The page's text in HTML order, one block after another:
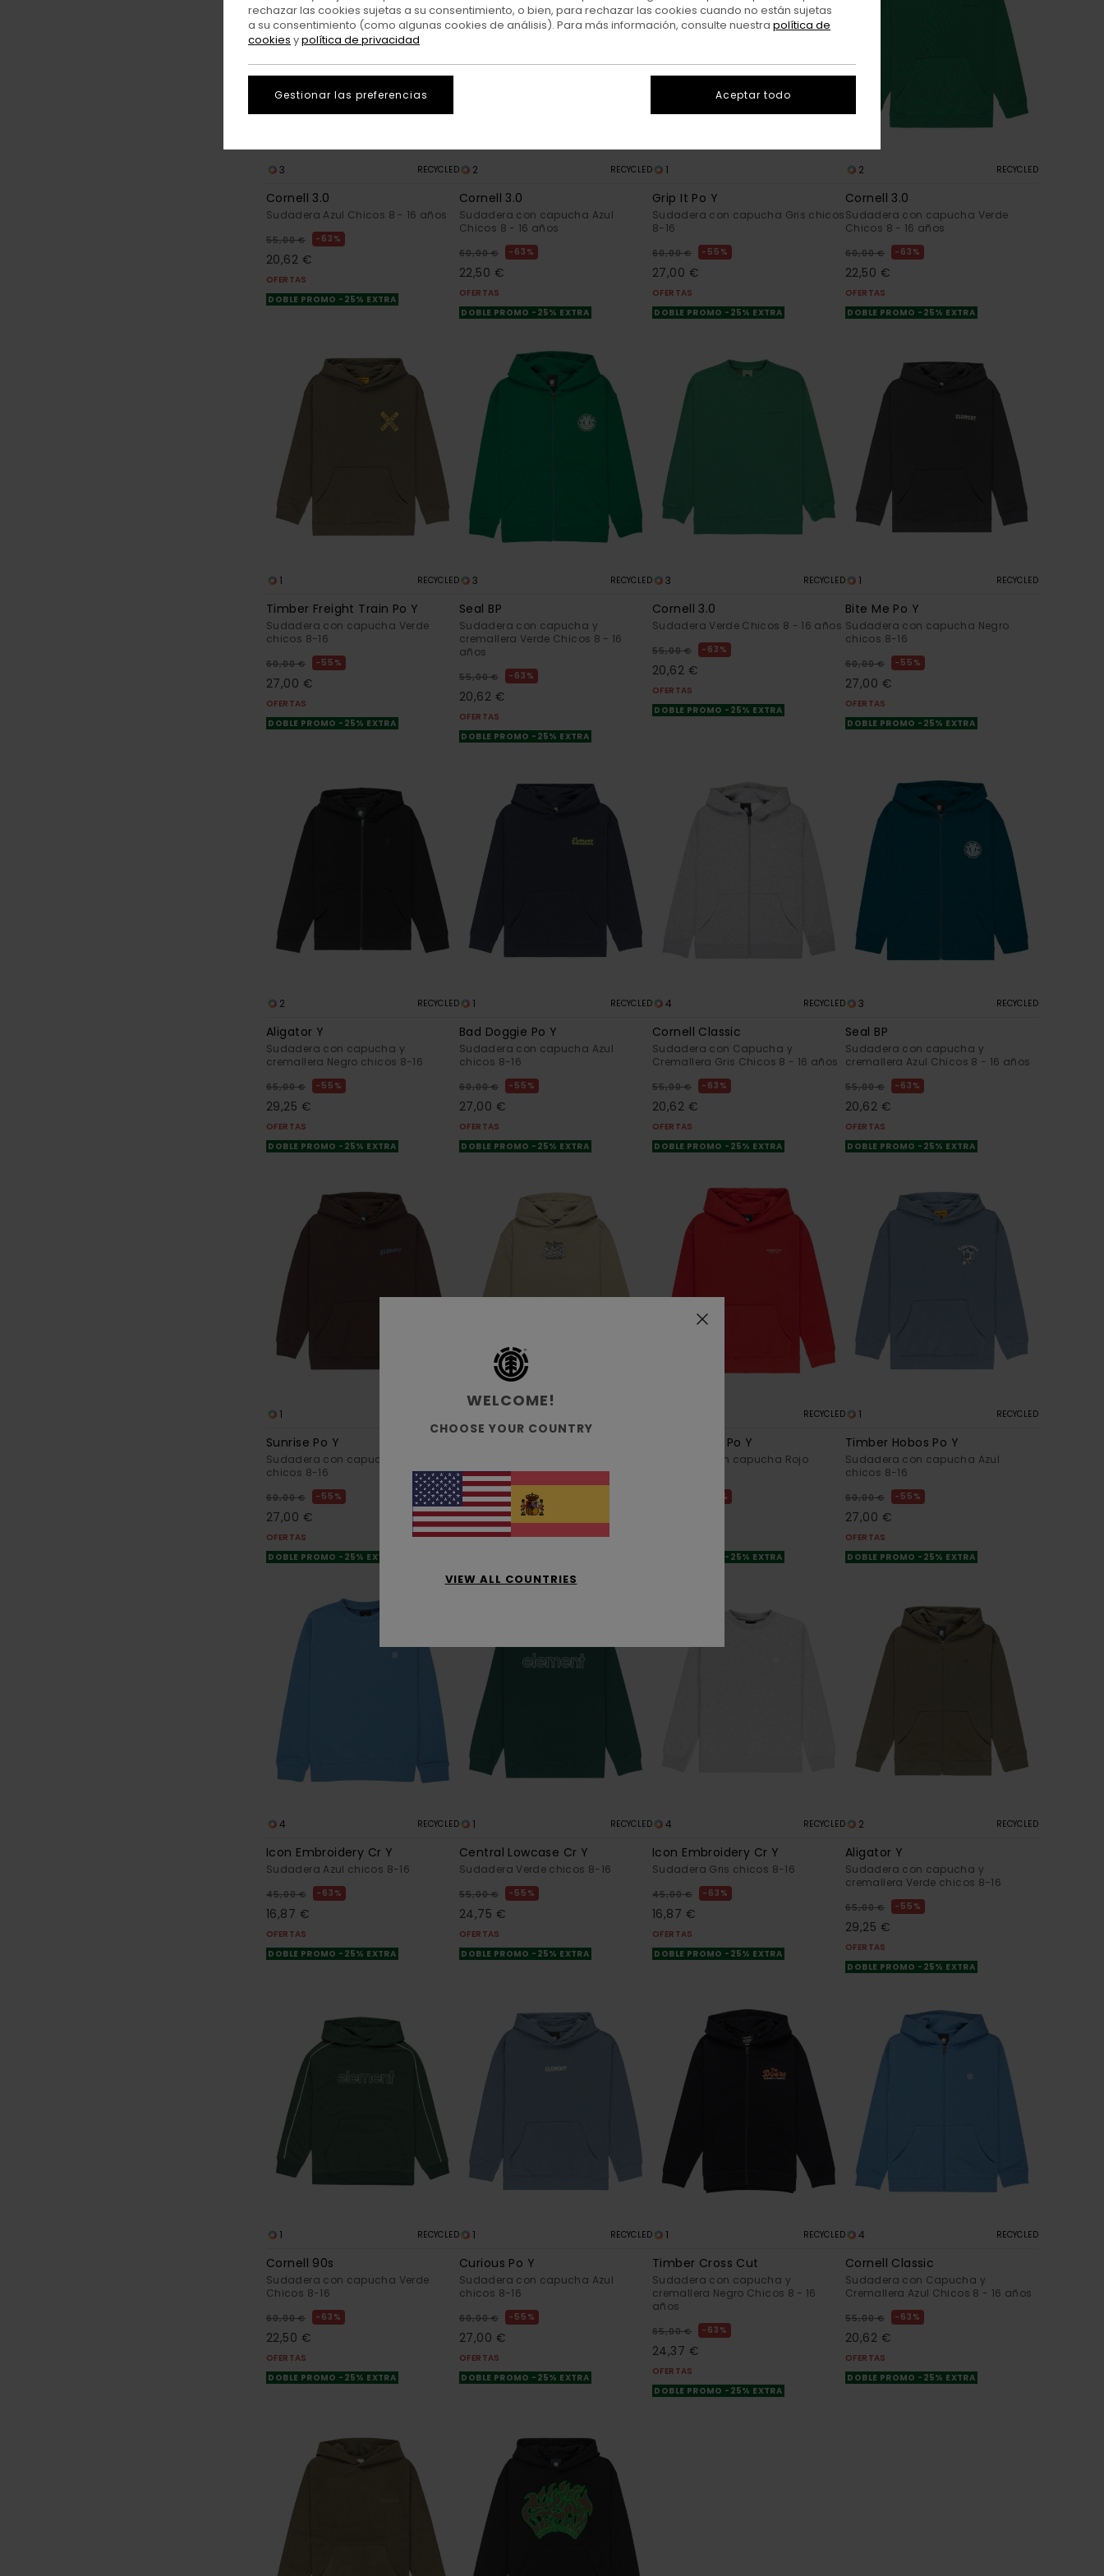
3 RECYCLED
Cornell 3.0
Sudadera Azul Chicos 8 - 16 años
55,00 € 63%
20,62 €
OFERTAS
DOBLE PROMO -25% EXTRA
2 RECYCLED
Cornell 3.0
Sudadera con capucha Azul
Chicos 8 - 16 años
60,00 € 63%
22,50 €
OFERTAS
DOBLE PROMO -25% EXTRA
1
Grip It Po Y
Sudadera con capucha Gris chicos
8-16
60,00 € 55%
27,00 €
OFERTAS
DOBLE PROMO -25% EXTRA
2 RECYCLED
Cornell 3.0
Sudadera con capucha Verde
Chicos 8 - 16 años
60,00 € 63%
22,50 €
OFERTAS
DOBLE PROMO -25% EXTRA
1 RECYCLED
Timber Freight Train Po Y
Sudadera con capucha Verde
chicos 8-16
60,00 € 55%
27,00 €
OFERTAS
DOBLE PROMO -25% EXTRA
3 RECYCLED
Seal BP
Sudadera con capucha y
cremallera Verde Chicos 8 - 16
años
55,00 € 63%
20,62 €
OFERTAS
DOBLE PROMO -25% EXTRA
3 RECYCLED
Cornell 3.0
Sudadera Verde Chicos 8 - 16 años
55,00 € 63%
20,62 €
OFERTAS
DOBLE PROMO -25% EXTRA
1 RECYCLED
Bite Me Po Y
Sudadera con capucha Negro
chicos 8-16
60,00 € 55%
27,00 €
OFERTAS
DOBLE PROMO -25% EXTRA
2 RECYCLED
Aligator Y
Sudadera con capucha y
cremallera Negro chicos 8-16
65,00 € 55%
29,25 €
OFERTAS
DOBLE PROMO -25% EXTRA
1 RECYCLED
Bad Doggie Po Y
Sudadera con capucha Azul
chicos 8-16
60,00 € 55%
27,00 €
OFERTAS
DOBLE PROMO -25% EXTRA
4 RECYCLED
Cornell Classic
Sudadera con Capucha y
Cremallera Gris Chicos 8 - 16 años
55,00 € 63%
20,62 €
OFERTAS
DOBLE PROMO -25% EXTRA
3 RECYCLED
Seal BP
Sudadera con capucha y
cremallera Azul Chicos 8 - 16 años
55,00 € 63%
20,62 €
OFERTAS
DOBLE PROMO -25% EXTRA
1
Sunrise Po Y
Sudadera con capucha Marrón
chicos 8-16
60,00 € 55%
27,00 €
OFERTAS
DOBLE PROMO -25% EXTRA
Chicos 8 - 16 años
60,00 € 63%
22,50 €
OFERTAS
RECYCLED
Element Co Po Y
Sudadera con capucha Rojo
55%
DOBLE PROMO -25% EXTRA
1 RECYCLED
Timber Hobos Po Y
Sudadera con capucha Azul
chicos 8-16
60,00 € 55%
27,00 €
OFERTAS
DOBLE PROMO -25% EXTRA
4 RECYCLED
Icon Embroidery Cr Y
Sudadera Azul chicos 8-16
45,00 € 63%
16,87 €
OFERTAS
DOBLE PROMO -25% EXTRA
1 RECYCLED
Central Lowcase Cr Y
Sudadera Verde chicos 8-16
55,00 € 55%
24,75 €
OFERTAS
DOBLE PROMO -25% EXTRA
4 RECYCLED
Icon Embroidery Cr Y
Sudadera Gris chicos 8-16
45,00 € 63%
16,87 €
OFERTAS
DOBLE PROMO -25% EXTRA
2 RECYCLED
Aligator Y
Sudadera con capucha y
cremallera Verde chicos 8-16
65,00 € 55%
29,25 €
OFERTAS
DOBLE PROMO -25% EXTRA
1 RECYCLED
Cornell 90s
Sudadera con capucha Verde
Chicos 8-16
60,00 € 63%
22,50 €
OFERTAS
DOBLE PROMO -25% EXTRA
1 RECYCLED
Curious Po Y
Sudadera con capucha Azul
chicos 8-16
60,00 € 55%
27,00 €
OFERTAS
DOBLE PROMO -25% EXTRA
1 RECYCLED
Timber Cross Cut
Sudadera con capucha y
cremallera Negro Chicos 8 - 16
años
65,00 € 63%
24,37 €
OFERTAS
DOBLE PROMO -25% EXTRA
4 RECYCLED
Cornell Classic
Sudadera con Capucha y
Cremallera Azul Chicos 8 - 16 años
55,00 € 63%
20,62 €
OFERTAS
DOBLE PROMO -25% EXTRA
WELCOME!
CHOOSE YOUR COUNTRY
VIEW ALL COUNTRIES
rechazar las cookies sujetas a su consentimiento, o bien, para rechazar las cookies cuando no están sujetas
a su consentimiento (como algunas cookies de análisis). Para más información, consulte nuestra política de
cookies ypolítica de privacidad
Gestionar las preferencias Aceptar todo